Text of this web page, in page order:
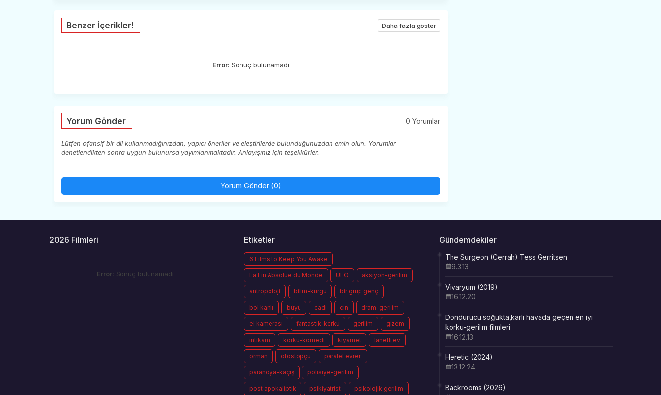
Benzer İçerikler! Daha fazla göster
Error: Sonuç bulunamadı
Yorum Gönder 0 Yorumlar
Lütfen ofansif bir dil kullanmadığınızdan, yapıcı öneriler ve eleştirilerde bulunduğunuzdan emin olun. Yorumlar
denetlendikten sonra uygun bulunursa yayımlanmaktadır. Anlayışınız için teşekkürler.
Yorum Gönder (0)
2026 Filmleri
Error: Sonuç bulunamadı
Etiketler
6 Films to Keep You Awake
La Fin Absolue du Monde UFO aksiyon-gerilim
antropoloji bilim-kurgu bir grup genç
bol kanlı büyü cadı cin dram-gerilim
el kamerası fantastik-korku gerilim gizem
intikam korku-komedi kıyamet lanetli ev
orman otostopçu paralel evren
paranoya-kaçış polisiye-gerilim
post apokaliptik psikiyatrist psikolojik gerilim
Gündemdekiler
The Surgeon (Cerrah) Tess Gerritsen
9.3.13
Vivaryum (2019)
16.12.20
Dondurucu soğukta,karlı havada geçen en iyi
korku-gerilim filmleri
16.12.13
Heretic (2024)
13.12.24
Backrooms (2026)